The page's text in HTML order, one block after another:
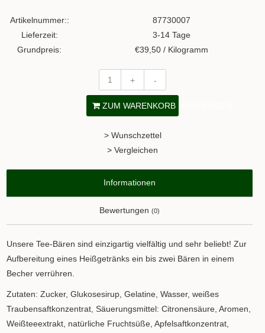
Artikelnummer::
87730007
Lieferzeit:
3-14 Tage
Grundpreis:
€39,50 / Kilogramm
+ -
ZUM WARENKORB HINZUFÜGEN
> Wunschzettel
> Vergleichen
Informationen
Bewertungen (0)
Unsere Tee-Bären sind einzigartig vielfältig und sehr beliebt! Zur
Aufbereitung eines Heißgetränks ein bis zwei Bären in einem
Becher verrühren.
Zutaten: Zucker, Glukosesirup, Gelatine, Wasser, weißes
Traubensaftkonzentrat, Säuerungsmittel: Citronensäure, Aromen,
Weißteeextrakt, natürliche Fruchtsüße, Apfelsaftkonzentrat,